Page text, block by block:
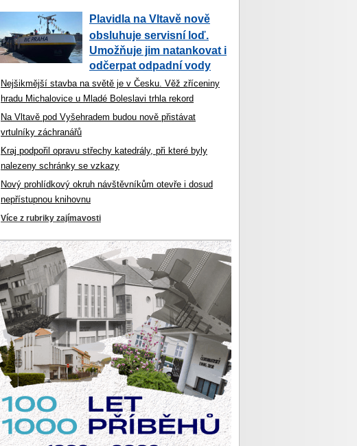
Plavidla na Vltavě nově
obsluhuje servisní loď.
Umožňuje jim natankovat i
odčerpat odpadní vody
Nejšikmější stavba na světě je v Česku. Věž zříceniny
hradu Michalovice u Mladé Boleslavi trhla rekord
Na Vltavě pod Vyšehradem budou nově přistávat
vrtulníky záchranářů
Kraj podpořil opravu střechy katedrály, při které byly
nalezeny schránky se vzkazy
Nový prohlídkový okruh návštěvníkům otevře i dosud
nepřístupnou knihovnu
Více z rubriky zajímavosti